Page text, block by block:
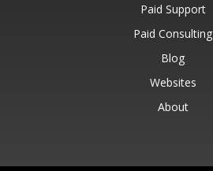
Paid Support
Paid Consulting
Blog
Websites
About